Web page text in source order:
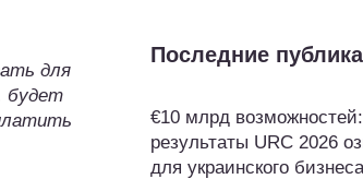
для
будет
Последние
€10 млрд
результаты URC 2026
для украинского бизнеса